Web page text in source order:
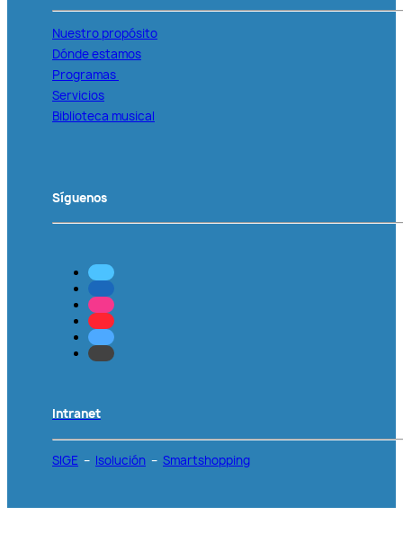
Nuestro propósito
Dónde estamos
Programas
Servicios
Biblioteca musical
Síguenos
Intranet
SIGE – Isolución – Smartshopping